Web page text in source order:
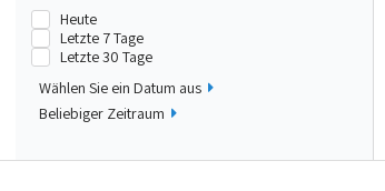
Heute
Letzte 7 Tage
Letzte 30 Tage
Wählen Sie ein Datum aus
Beliebiger Zeitraum